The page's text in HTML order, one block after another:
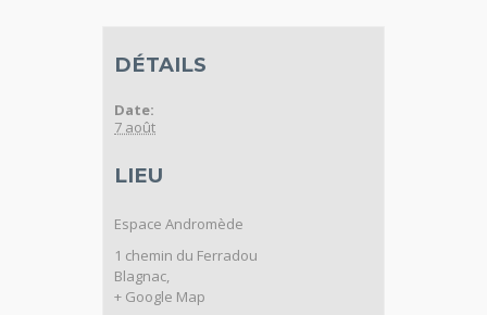
DÉTAILS
Date:
7 août
LIEU
Espace Andromède
1 chemin du Ferradou
Blagnac,
+ Google Map